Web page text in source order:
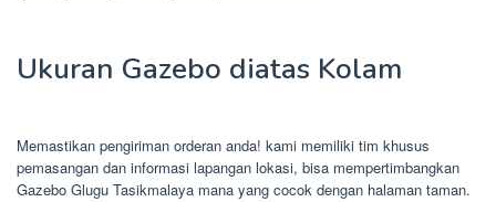
Ukuran Gazebo diatas Kolam
Memastikan pengiriman orderan anda! kami memiliki tim khusus
pemasangan dan informasi lapangan lokasi, bisa mempertimbangkan
Gazebo Glugu Tasikmalaya mana yang cocok dengan halaman taman.